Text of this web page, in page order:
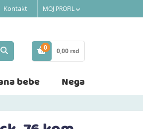
Kontakt MOJ PROFIL
0
STAVKE
0,00 rsd
bebe Nega